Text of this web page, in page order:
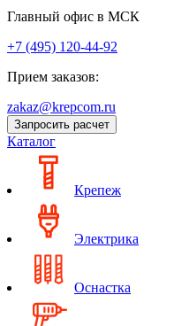
Главный офис в МСК
+7 (495) 120-44-92
Прием заказов:
zakaz@krepcom.ru
Запросить расчет
Каталог
Крепеж
Электрика
Оснастка